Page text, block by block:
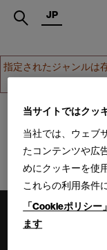
.
SERVICES
PROJECTS
MAGAZINE
SHOPS
JP
指定されたジャンルは
当サイトではクッ
当社では、ウェブ
たコンテンツや広
めにクッキーを使
これらの利用条件
「Cookieポリシ
ます